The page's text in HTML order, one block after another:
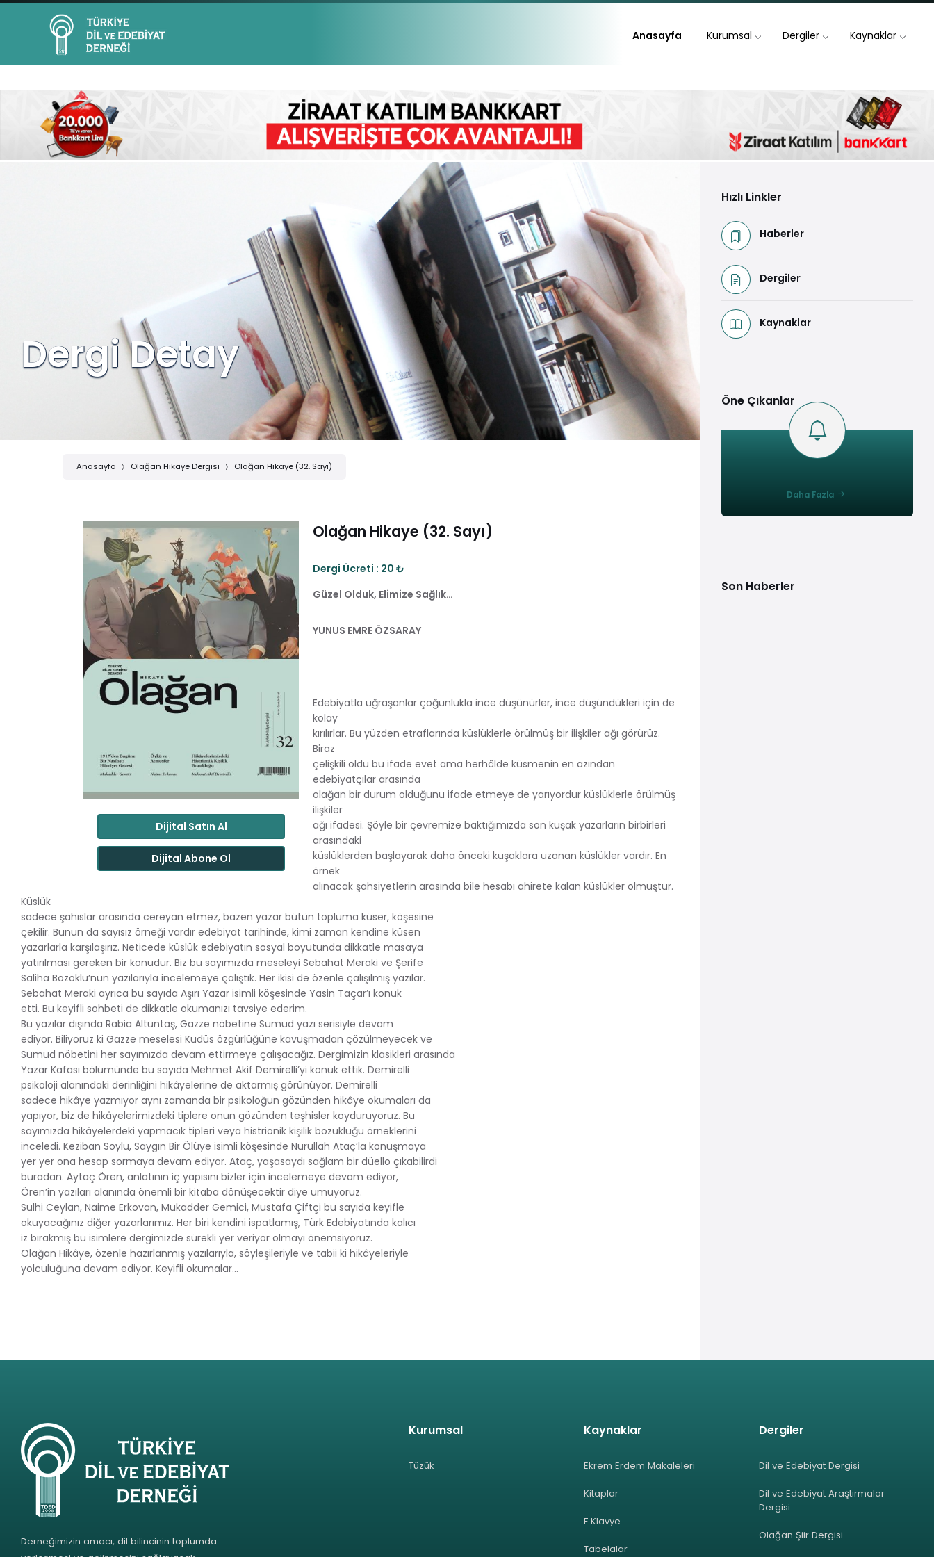
Anasayfa Kurumsal Dergiler Kaynaklar
Dergi Detay
Anasayfa Olağan Hikaye Dergisi Olağan Hikaye (32. Sayı)
Dijital Satın Al
Dijital Abone Ol
Olağan Hikaye (32. Sayı)
Dergi Ücreti : 20 ₺
Güzel Olduk, Elimize Sağlık…
YUNUS EMRE ÖZSARAY
Edebiyatla uğraşanlar çoğunlukla ince düşünürler, ince düşündükleri için de
kolay
kırılırlar. Bu yüzden etraflarında küslüklerle örülmüş bir ilişkiler ağı görürüz.
Biraz
çelişkili oldu bu ifade evet ama herhâlde küsmenin en azından
edebiyatçılar arasında
olağan bir durum olduğunu ifade etmeye de yarıyordur küslüklerle örülmüş
ilişkiler
ağı ifadesi. Şöyle bir çevremize baktığımızda son kuşak yazarların birbirleri
arasındaki
küslüklerden başlayarak daha önceki kuşaklara uzanan küslükler vardır. En
örnek
alınacak şahsiyetlerin arasında bile hesabı ahirete kalan küslükler olmuştur.
Küslük
sadece şahıslar arasında cereyan etmez, bazen yazar bütün topluma küser, köşesine
çekilir. Bunun da sayısız örneği vardır edebiyat tarihinde, kimi zaman kendine küsen
yazarlarla karşılaşırız. Neticede küslük edebiyatın sosyal boyutunda dikkatle masaya
yatırılması gereken bir konudur. Biz bu sayımızda meseleyi Sebahat Meraki ve Şerife
Saliha Bozoklu’nun yazılarıyla incelemeye çalıştık. Her ikisi de özenle çalışılmış yazılar.
Sebahat Meraki ayrıca bu sayıda Aşırı Yazar isimli köşesinde Yasin Taçar’ı konuk
etti. Bu keyifli sohbeti de dikkatle okumanızı tavsiye ederim.
Bu yazılar dışında Rabia Altuntaş, Gazze nöbetine Sumud yazı serisiyle devam
ediyor. Biliyoruz ki Gazze meselesi Kudüs özgürlüğüne kavuşmadan çözülmeyecek ve
Sumud nöbetini her sayımızda devam ettirmeye çalışacağız. Dergimizin klasikleri arasında
Yazar Kafası bölümünde bu sayıda Mehmet Akif Demirelli’yi konuk ettik. Demirelli
psikoloji alanındaki derinliğini hikâyelerine de aktarmış görünüyor. Demirelli
sadece hikâye yazmıyor aynı zamanda bir psikoloğun gözünden hikâye okumaları da
yapıyor, biz de hikâyelerimizdeki tiplere onun gözünden teşhisler koyduruyoruz. Bu
sayımızda hikâyelerdeki yapmacık tipleri veya histrionik kişilik bozukluğu örneklerini
inceledi. Keziban Soylu, Saygın Bir Ölüye isimli köşesinde Nurullah Ataç’la konuşmaya
yer yer ona hesap sormaya devam ediyor. Ataç, yaşasaydı sağlam bir düello çıkabilirdi
buradan. Aytaç Ören, anlatının iç yapısını bizler için incelemeye devam ediyor,
Ören’in yazıları alanında önemli bir kitaba dönüşecektir diye umuyoruz.
Sulhi Ceylan, Naime Erkovan, Mukadder Gemici, Mustafa Çiftçi bu sayıda keyifle
okuyacağınız diğer yazarlarımız. Her biri kendini ispatlamış, Türk Edebiyatında kalıcı
iz bırakmış bu isimlere dergimizde sürekli yer veriyor olmayı önemsiyoruz.
Olağan Hikâye, özenle hazırlanmış yazılarıyla, söyleşileriyle ve tabii ki hikâyeleriyle
yolculuğuna devam ediyor. Keyifli okumalar…
Hızlı Linkler
Haberler
Dergiler
Kaynaklar
Öne Çıkanlar
Daha Fazla
Son Haberler
Derneğimizin amacı, dil bilincinin toplumda
Kurumsal
Tüzük
Kaynaklar
Ekrem Erdem Makaleleri
Kitaplar
F Klavye
Tabelalar
Dergiler
Dil ve Edebiyat Dergisi
Dil ve Edebiyat Araştırmalar
Dergisi
Olağan Şiir Dergisi